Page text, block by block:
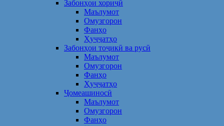
Забонҳои хориҷӣ
Маълумот
Омузгорон
Фанҳо
Ҳуҷҷатҳо
Забонҳои тоҷикӣ ва русӣ
Маълумот
Омузгорон
Фанҳо
Ҳуҷҷатҳо
Ҷомеашиносӣ
Маълумот
Омузгорон
Фанҳо